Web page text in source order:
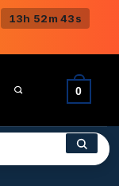
13h 52m 42s
0